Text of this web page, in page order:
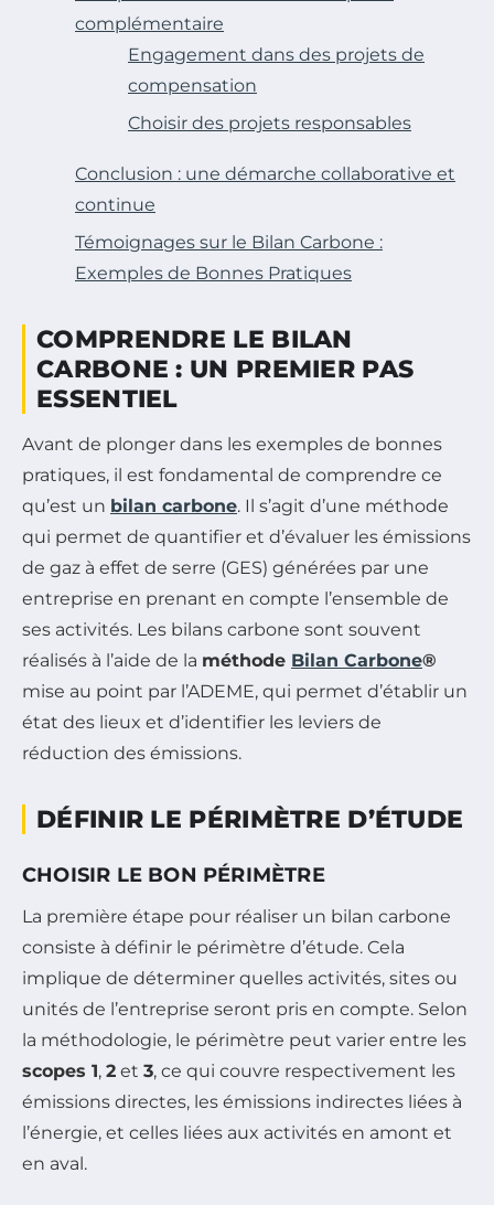
complémentaire
Engagement dans des projets de
compensation
Choisir des projets responsables
Conclusion : une démarche collaborative et
continue
Témoignages sur le Bilan Carbone :
Exemples de Bonnes Pratiques
COMPRENDRE LE BILAN
CARBONE : UN PREMIER PAS
ESSENTIEL
Avant de plonger dans les exemples de bonnes
pratiques, il est fondamental de comprendre ce
qu’est un bilan carbone. Il s’agit d’une méthode
qui permet de quantifier et d’évaluer les émissions
de gaz à effet de serre (GES) générées par une
entreprise en prenant en compte l’ensemble de
ses activités. Les bilans carbone sont souvent
réalisés à l’aide de la méthode Bilan Carbone®
mise au point par l’ADEME, qui permet d’établir un
état des lieux et d’identifier les leviers de
réduction des émissions.
DÉFINIR LE PÉRIMÈTRE D’ÉTUDE
CHOISIR LE BON PÉRIMÈTRE
La première étape pour réaliser un bilan carbone
consiste à définir le périmètre d’étude. Cela
implique de déterminer quelles activités, sites ou
unités de l’entreprise seront pris en compte. Selon
la méthodologie, le périmètre peut varier entre les
scopes 1, 2 et 3, ce qui couvre respectivement les
émissions directes, les émissions indirectes liées à
l’énergie, et celles liées aux activités en amont et
en aval.